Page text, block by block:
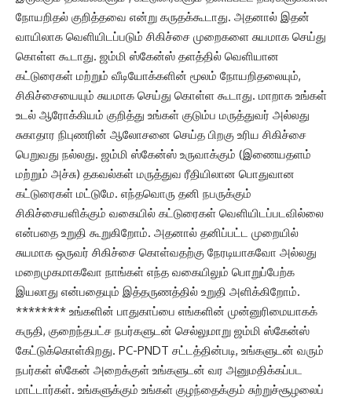
நோயறிதல் குறித்தவை என்று கருதக்கூடாது. அதனால் இதன்
வாயிலாக வெளியிடப்படும் சிகிச்சை முறைகளை சுயமாக செய்து
கொள்ள கூடாது. ஜம்மி ஸ்கேன்ஸ் தளத்தில் வெளியான
கட்டுரைகள் மற்றும் வீடியோக்களின் மூலம் நோயறிதலையும்,
சிகிச்சையையும் சுயமாக செய்து கொள்ள கூடாது. மாறாக உங்கள்
உடல் ஆரோக்கியம் குறித்து உங்கள் குடும்ப மருத்துவர் அல்லது
சுகாதார நிபுணரின் ஆலோசனை செய்த பிறகு உரிய சிகிச்சை
பெறுவது நல்லது. ஜம்மி ஸ்கேன்ஸ் உருவாக்கும் (இணையதளம்
மற்றும் அச்சு) தகவல்கள் மருத்துவ ரீதியிலான பொதுவான
கட்டுரைகள் மட்டுமே. எந்தவொரு தனி நபருக்கும்
சிகிச்சையளிக்கும் வகையில் கட்டுரைகள் வெளியிடப்படவில்லை
என்பதை உறுதி கூறுகிறோம். அதனால் தனிப்பட்ட முறையில்
சுயமாக ஒருவர் சிகிச்சை கொள்வதற்கு நேரடியாகவோ அல்லது
மறைமுகமாகவோ நாங்கள் எந்த வகையிலும் பொறுப்பேற்க
இயலாது என்பதையும் இத்தருணத்தில் உறுதி அளிக்கிறோம்.
******** உங்களின் பாதுகாப்பை எங்களின் முன்னுரிமையாகக்
கருதி, குறைந்தபட்ச நபர்களுடன் செல்லுமாறு ஜம்மி ஸ்கேன்ஸ்
கேட்டுக்கொள்கிறது. PC-PNDT சட்டத்தின்படி, உங்களுடன் வரும்
நபர்கள் ஸ்கேன் அறைக்குள் உங்களுடன் வர அனுமதிக்கப்பட
மாட்டார்கள். உங்களுக்கும் உங்கள் குழந்தைக்கும் சுற்றுச்சூழலைப்